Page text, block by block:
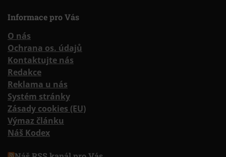
Informace pro Vás
O nás
Ochrana os. údajů
Kontaktujte nás
Redakce
Reklama u nás
Systém stránky
Zásady cookies (EU)
Výmaz článku
Náš Kodex